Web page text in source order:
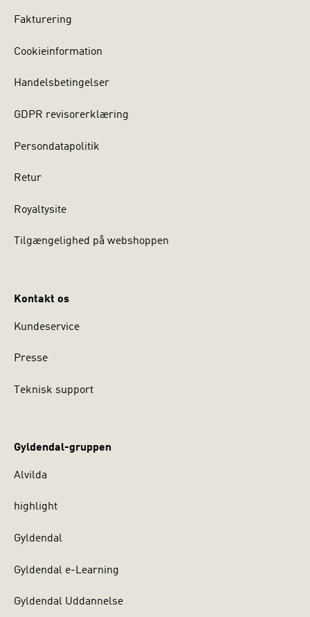
Fakturering
Cookieinformation
Handelsbetingelser
GDPR revisorerklæring
Persondatapolitik
Retur
Royaltysite
Tilgængelighed på webshoppen
Kontakt os
Kundeservice
Presse
Teknisk support
Gyldendal-gruppen
Alvilda
highlight
Gyldendal
Gyldendal e-Learning
Gyldendal Uddannelse